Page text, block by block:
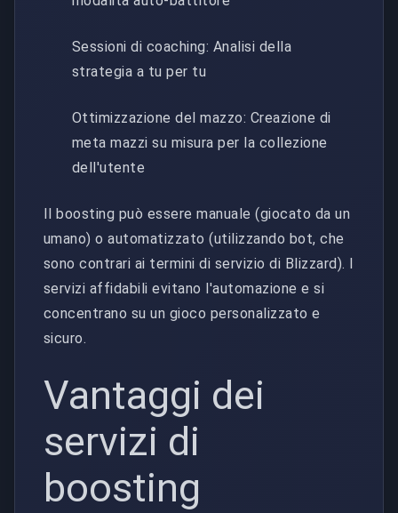
Sessioni di coaching: Analisi della
strategia a tu per tu
Ottimizzazione del mazzo: Creazione di
meta mazzi su misura per la collezione
dell'utente
Il boosting può essere manuale (giocato da un
umano) o automatizzato (utilizzando bot, che
sono contrari ai termini di servizio di Blizzard). I
servizi affidabili evitano l'automazione e si
concentrano su un gioco personalizzato e
sicuro.
Vantaggi dei
servizi di
boosting